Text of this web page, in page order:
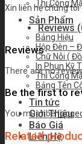
Thi Công
Sản Phẩm
Bảng Hiệu
Hộp Đèn –
Chữ Nỗi (
In Phun Kỹ
Thi Công
Bảng Tên
Tin tức
Giới Thiệu
Báo Giá
Liên Hệ
Xin liên hệ chúng
Reviews
Reviews
There are no
Be the first to
You must be
Related